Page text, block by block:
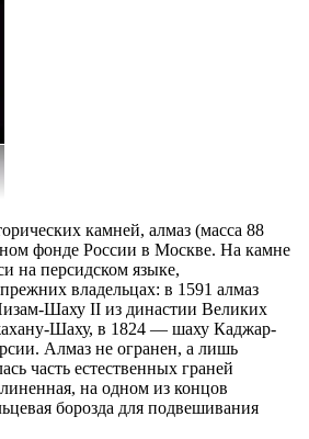
камней, алмаз (масса 88
фонде России в Москве. На камне
на персидском языке,
владельцах: в 1591 алмаз
Шаху II из династии Великих
Шаху, в 1824 — шаху Каджар-
Алмаз не огранен, а лишь
часть естественных граней
на одном из концов
борозда для подвешивания